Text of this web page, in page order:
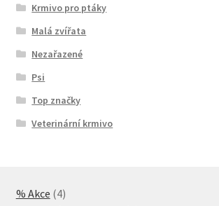
Krmivo pro ptáky
Malá zvířata
Nezařazené
Psi
Top značky
Veterinární krmivo
% Akce 44